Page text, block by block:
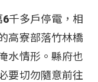
千多戶停電，相
高寮部落竹林橋
水情形。縣府也
要切勿隨意前往